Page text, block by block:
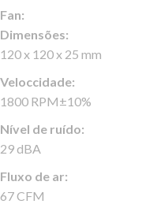
Fan:
Dimensões:
120 x 120 x 25 mm
Veloccidade:
1800 RPM±10%
Nível de ruído:
29 dBA
Fluxo de ar:
67 CFM